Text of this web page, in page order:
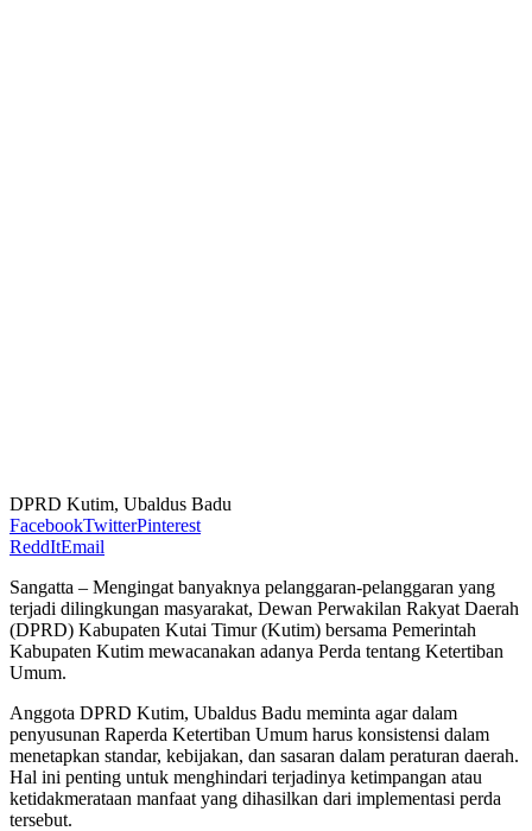
DPRD Kutim, Ubaldus Badu
FacebookTwitterPinterest
ReddItEmail
Sangatta – Mengingat banyaknya pelanggaran-pelanggaran yang
terjadi dilingkungan masyarakat, Dewan Perwakilan Rakyat Daerah
(DPRD) Kabupaten Kutai Timur (Kutim) bersama Pemerintah
Kabupaten Kutim mewacanakan adanya Perda tentang Ketertiban
Umum.
Anggota DPRD Kutim, Ubaldus Badu meminta agar dalam
penyusunan Raperda Ketertiban Umum harus konsistensi dalam
menetapkan standar, kebijakan, dan sasaran dalam peraturan daerah.
Hal ini penting untuk menghindari terjadinya ketimpangan atau
ketidakmerataan manfaat yang dihasilkan dari implementasi perda
tersebut.